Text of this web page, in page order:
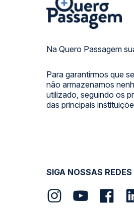
Na Quero Passagem
Para garantirmos que
não armazenamos
utilizado, seguindo os
das principais
SIGA NOSSAS